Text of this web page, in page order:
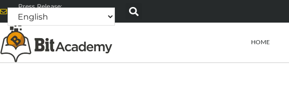
Press Release:
alex@bitacademyweb.com
HOME